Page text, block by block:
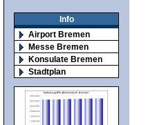
Info
Airport Bremen
Messe Bremen
Konsulate Bremen
Stadtplan